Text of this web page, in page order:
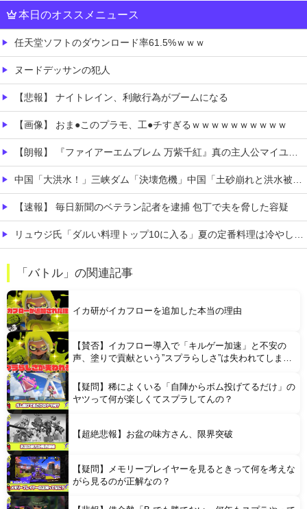
本日のオススメニュース
任天堂ソフトのダウンロード率61.5%ｗｗｗ
ヌードデッサンの犯人
【悲報】 ナイトレイン、利敵行為がブームになる
【画像】 おま●このプラモ、工●チすぎるｗｗｗｗｗｗｗｗｗｗ
【朗報】 『ファイアーエムブレム 万紫千紅』真の主人公マイユニはキャラメイクが可能
中国「大洪水！」三峡ダム「決壊危機」中国「土砂崩れと洪水被害の対策強化！」中国政府「三峡ダム周辺を重点強化」中国ダム「決壊」中国「現場封鎖！（空撮削除」→
【速報】 毎日新聞のベテラン記者を逮捕 包丁で夫を脅した容疑
リュウジ氏「ダルい料理トップ10に入る」夏の定番料理は冷やし中華 「あり得ないほどダルい」
お前ら「女はおっさんより口が臭い！」 ワイ「嘘つけバーカｗ」⇒w
Powered by livedoor 相互RSS
「バトル」の関連記事
イカ研がイカフローを追加した本当の理由
【賛否】イカフロー導入で「キルゲー加速」と不安の
声、塗りで貢献という”スプラらしさ”は失われてしまう
【疑問】稀によくいる「自陣からボム投げてるだけ」の
ヤツって何が楽しくてスプラしてんの？
【超絶悲報】お盆の味方さん、限界突破
【疑問】メモリープレイヤーを見るときって何を考えな
がら見るのが正解なの？